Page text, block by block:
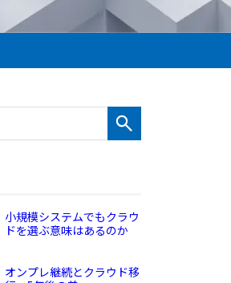
組み
小規模システムでもクラウ
ドを選ぶ意味はあるのか
オンプレ継続とクラウド移